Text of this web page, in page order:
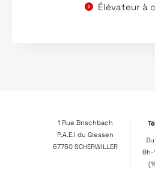
Élévateur à
1 Rue Brischbach
P.A.E.I du Giessen
67750 SCHERWILLER
8h-